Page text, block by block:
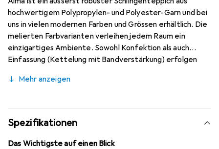
hochwertigem Polypropylen- und Polyester-Garn und bei
uns in vielen modernen Farben und Grössen erhältlich. Die
melierten Farbvarianten verleihen jedem Raum ein
einzigartiges Ambiente. Sowohl Konfektion als auch
Einfassung (Kettelung mit Bandverstärkung) erfolgen
Das Garn ist äusserst unempfindlich und Flecken lassen
schadstoffgeprüft durch die Gemeinschaft
umweltfreundlicher Teppichboden e.V.
Mehr anzeigen
Spezifikationen
Das Wichtigste auf einen Blick